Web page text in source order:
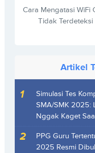
Cara Mengatasi WiFi
Tidak Terdeteksi
Artikel
Simulasi Tes
SMA/SMK 2025:
Nggak Kaget
PPG Guru
2025 Resmi